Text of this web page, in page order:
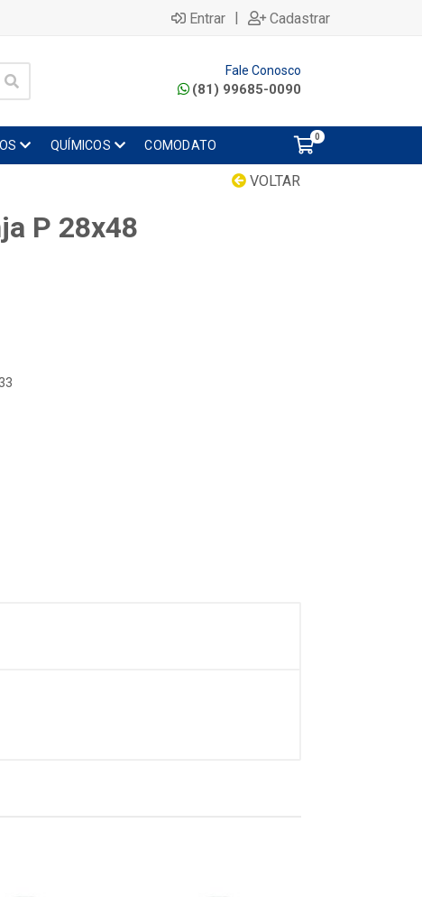
Entrar | Cadastrar
Fale Conosco
(81) 99685-0090
QUÍMICOS COMODATO
0
VOLTAR
P 28x48